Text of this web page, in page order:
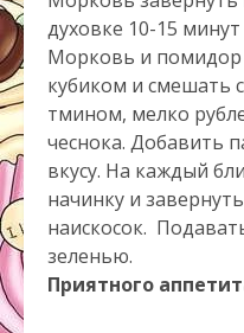
духовке 10-15
Морковь и
кубиком и смешать
тмином, мелко
чеснока. Добавить
вкусу. На каждый
начинку и
наискосок.
зеленью.
Приятного